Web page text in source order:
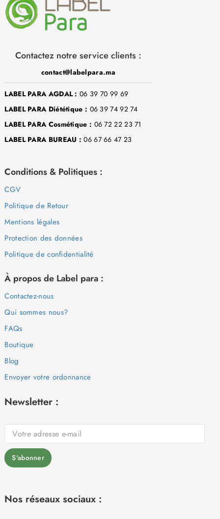
Contactez notre service clients :
contact@labelpara.ma
LABEL PARA AGDAL : 06 39 70 99 69
LABEL PARA Diététique : 06 39 74 92 74
LABEL PARA Cosmétique : 06 72 22 23 71
LABEL PARA BUREAU : 06 67 66 47 23
Conditions & Politiques :
CGV
Politique de Retour
Mentions légales
Protection des données
Politique de confidentialité
À propos de Label para :
Contactez-nous
Qui sommes nous?
FAQs
Boutique
Blog
Envoyer votre ordonnance
Newsletter :
Nos réseaux sociaux :